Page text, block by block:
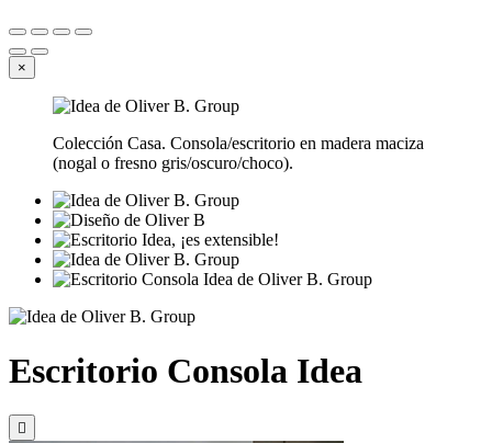
×
Colección Casa. Consola/escritorio en madera maciza
(nogal o fresno gris/oscuro/choco).
Escritorio Consola Idea
